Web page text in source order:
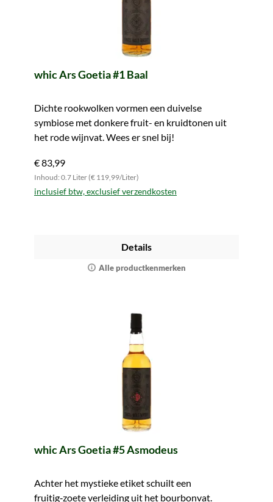
whic Ars Goetia #1 Baal
Dichte rookwolken vormen een duivelse
symbiose met donkere fruit- en kruidtonen uit
het rode wijnvat. Wees er snel bij!
€ 83,99
Inhoud: 0.7 Liter (€ 119,99/Liter)
inclusief btw, exclusief verzendkosten
Details
Alle productkenmerken
whic Ars Goetia #5 Asmodeus
Achter het mystieke etiket schuilt een
fruitig‑zoete verleiding uit het bourbonvat.